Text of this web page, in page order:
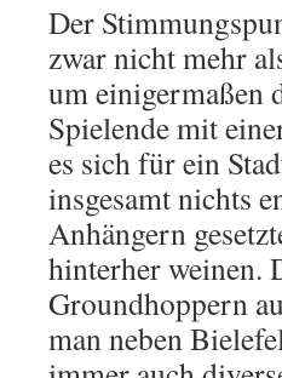
Der
zwar nicht mehr
um einigermaßen
Spielende mit
es sich für ein
insgesamt nichts
Anhängern
hinterher weinen.
Groundhoppern
man neben